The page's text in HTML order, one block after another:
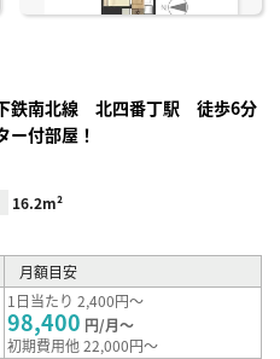
下鉄南北線 北四番丁駅 徒歩6分
ー付部屋！
16.2m²
月額目安
1日当たり 2,400円～
98,400 円/月～
初期費用他 22,000円～